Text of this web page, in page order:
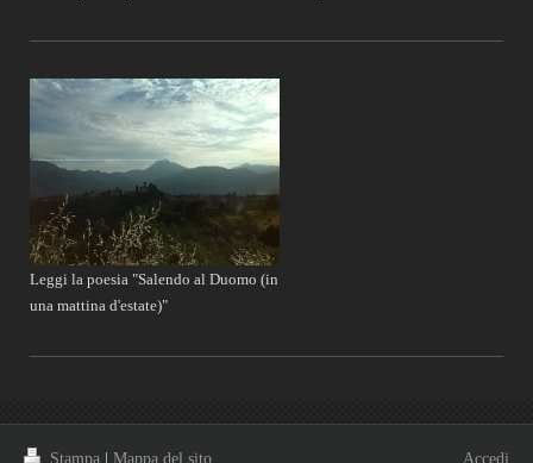
Leggi la poesia "Salendo al Duomo (in
una mattina d'estate)"
Stampa Mappa del sito Accedi